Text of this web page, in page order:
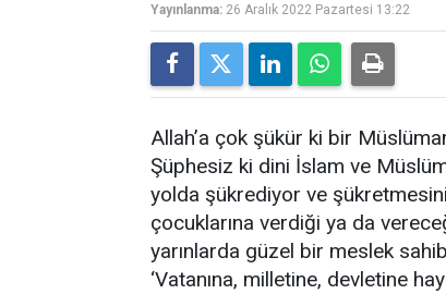
Yayınlanma: 26 Aralık 2022 Pazartesi 13:22
Allah’a çok şükür ki bir
Şüphesiz ki dini İslam ve
yolda şükrediyor ve
çocuklarına verdiği ya da
yarınlarda güzel bir meslek
‘Vatanına, milletine, devletine